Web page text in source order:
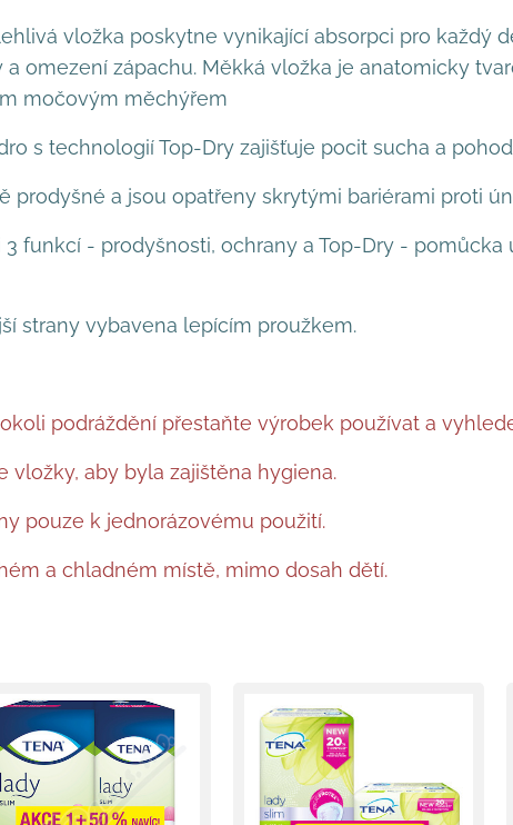
vložka poskytne vynikající absorpci pro každý
omezení zápachu. Měkká vložka je anatomicky
močovým měchýřem
s technologií Top-Dry zajišťuje pocit sucha a
prodyšné a jsou opatřeny skrytými bariérami proti
3 funkcí - prodyšnosti, ochrany a Top-Dry -
strany vybavena lepícím proužkem.
podráždění přestaňte výrobek používat a
vložky, aby byla zajištěna hygiena.
pouze k jednorázovému použití.
a chladném místě, mimo dosah dětí.